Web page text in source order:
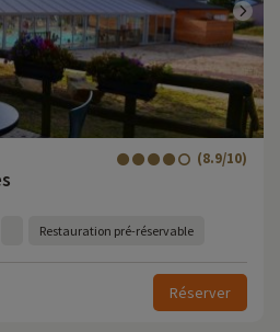
(8.9/10)
Restauration pré-réservable
Réserver